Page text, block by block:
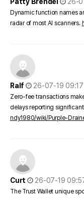
Dynamic function names
radar of most AI scanners.
Ralf
작성일
26-07-19 09:17
Zero-fee transactions
delays reporting
ndy1980/wiki/Purple-
Curt
작성일
26-07-19
The Trust Wallet unique